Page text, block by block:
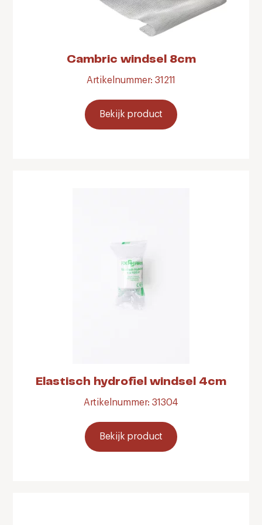
Cambric windsel 8cm
Artikelnummer: 31211
Bekijk product
Elastisch hydrofiel windsel 4cm
Artikelnummer: 31304
Bekijk product